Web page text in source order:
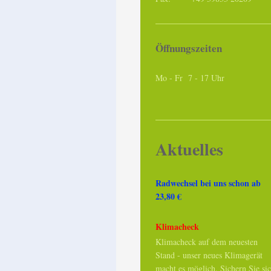
Öffnungszeiten
Mo - Fr 7 - 17 Uhr
Aktuelles
Radwechsel bei uns schon ab
23,80 €
Klimacheck
Klimacheck auf dem neuesten
Stand - unser neues Klimagerät
macht es möglich. Sichern Sie